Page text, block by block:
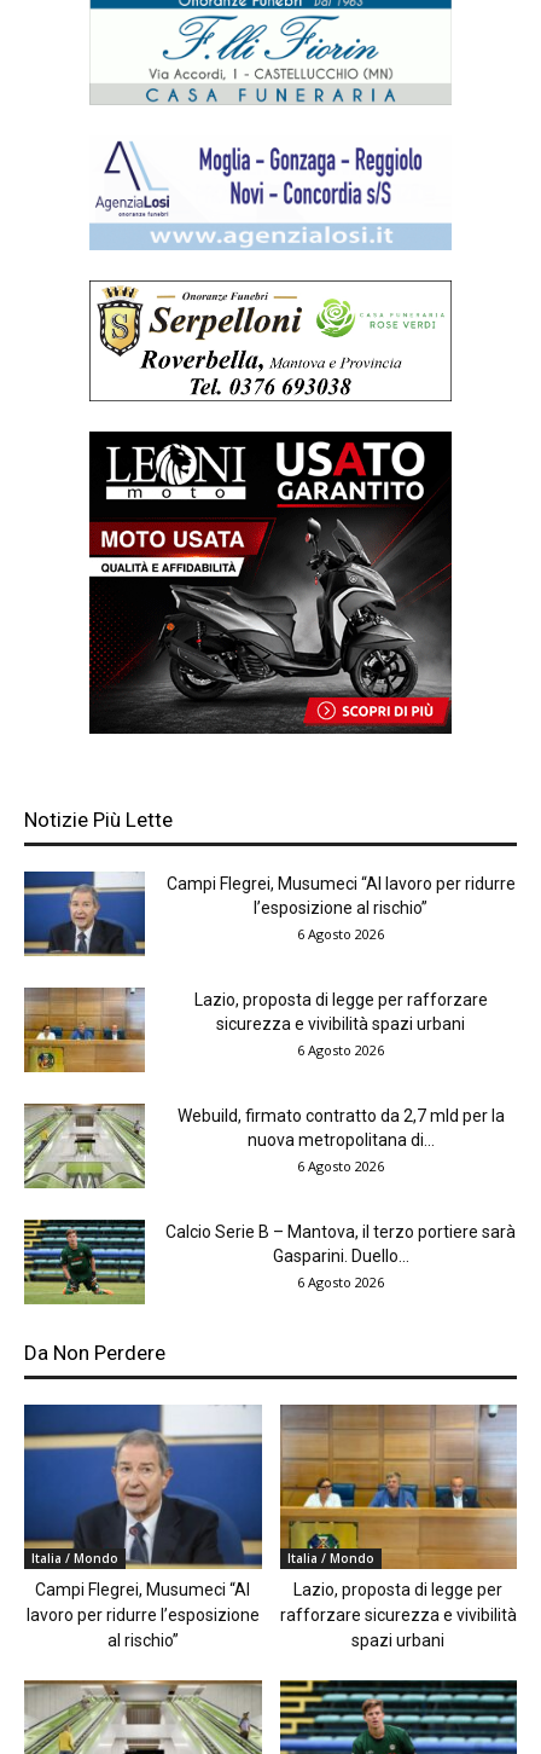
Notizie Più Lette
Campi Flegrei, Musumeci “Al lavoro per ridurre
l’esposizione al rischio”
6 Agosto 2026
Lazio, proposta di legge per rafforzare
sicurezza e vivibilità spazi urbani
6 Agosto 2026
Webuild, firmato contratto da 2,7 mld per la
nuova metropolitana di...
6 Agosto 2026
Calcio Serie B – Mantova, il terzo portiere sarà
Gasparini. Duello...
6 Agosto 2026
Da Non Perdere
Italia / Mondo
Campi Flegrei, Musumeci “Al
lavoro per ridurre l’esposizione
al rischio”
Italia / Mondo
Lazio, proposta di legge per
rafforzare sicurezza e vivibilità
spazi urbani